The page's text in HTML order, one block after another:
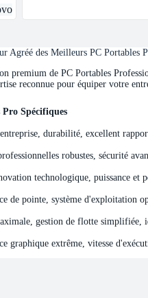
Agréé des Meilleurs PC
premium de PC Portables
reconnue pour équiper votre
Pro Spécifiques
Pro Spécifiques
durabilité, excellent
robustes, sécurité
technologique, puissance et
de pointe, système d'exploitation
gestion de flotte simplifiée,
graphique extrême, vitesse